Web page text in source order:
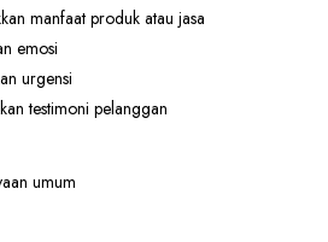
manfaat produk atau jasa
emosi
urgensi
testimoni pelanggan
umum